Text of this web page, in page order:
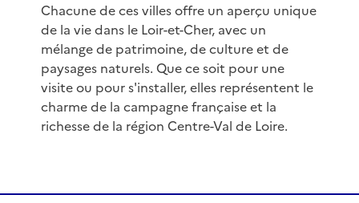
Chacune de ces villes offre un aperçu unique
de la vie dans le Loir-et-Cher, avec un
mélange de patrimoine, de culture et de
paysages naturels. Que ce soit pour une
visite ou pour s'installer, elles représentent le
charme de la campagne française et la
richesse de la région Centre-Val de Loire.